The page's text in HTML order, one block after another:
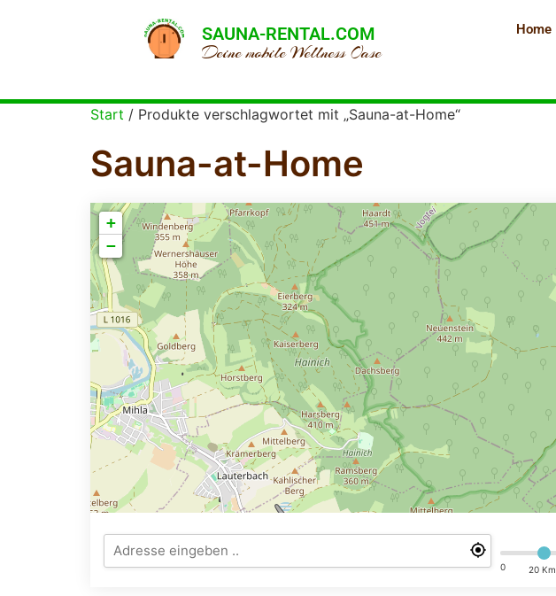
SAUNA-RENTAL.COM
Deine mobile Wellness Oase
Home
Start / Produkte verschlagwortet mit „Sauna-at-Home“
Sauna-at-Home
+
−
0 20 Km